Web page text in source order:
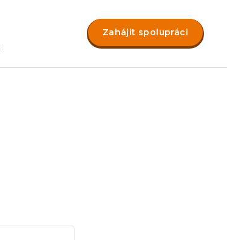
Zahájit spolupráci